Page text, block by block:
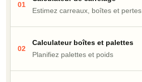
01
Estimez carreaux, boîtes et pertes
02
Calculateur boîtes et palettes
Planifiez palettes et poids